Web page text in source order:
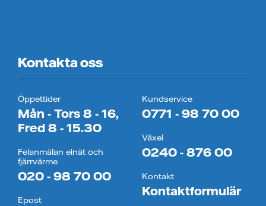
Kontakta oss
Öppettider
Mån - Tors 8 - 16,
Fred 8 - 15.30
Felanmälan elnät och
fjärrvärme
020 - 98 70 00
Epost
Kundservice
0771 - 98 70 00
Växel
0240 - 876 00
Kontakt
Kontaktformulär